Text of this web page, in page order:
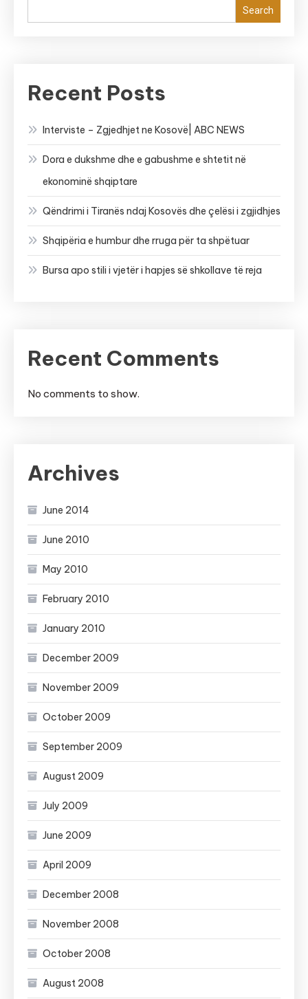
Search
Recent Posts
Interviste – Zgjedhjet ne Kosovë| ABC NEWS
Dora e dukshme dhe e gabushme e shtetit në
ekonominë shqiptare
Qëndrimi i Tiranës ndaj Kosovës dhe çelësi i zgjidhjes
Shqipëria e humbur dhe rruga për ta shpëtuar
Bursa apo stili i vjetër i hapjes së shkollave të reja
Recent Comments
No comments to show.
Archives
June 2014
June 2010
May 2010
February 2010
January 2010
December 2009
November 2009
October 2009
September 2009
August 2009
July 2009
June 2009
April 2009
December 2008
November 2008
October 2008
August 2008